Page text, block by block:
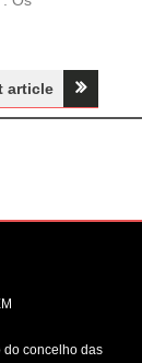
article
do concelho das